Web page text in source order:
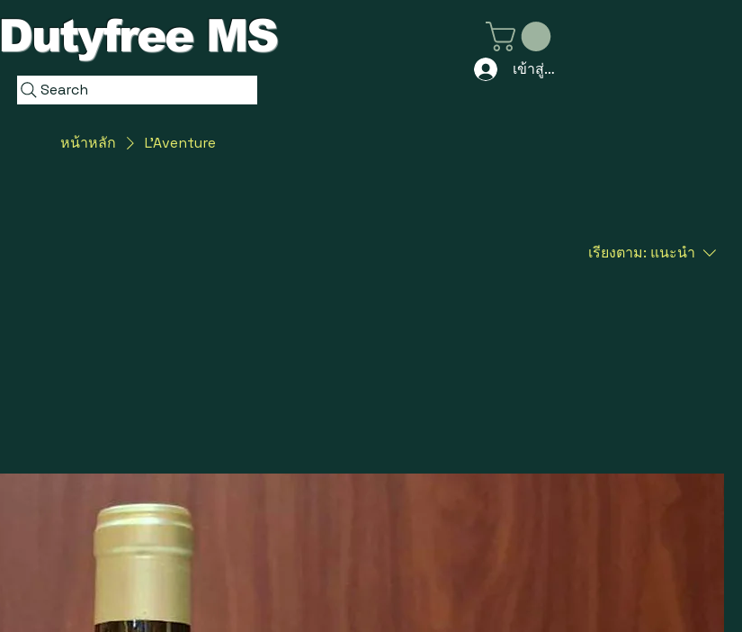
Dutyfree MS
Search
เข้าสู่ระบบ
หน้าหลัก L'Aventure
เรียงตาม: แนะนำ